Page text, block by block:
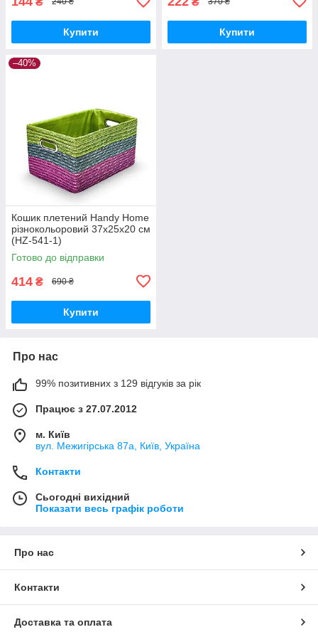
Купити Купити
–40%
Кошик плетений Handy Home
різнокольоровий 37x25x20 см
(HZ-541-1)
Готово до відправки
414 ₴ 690 ₴
Купити
Про нас
99% позитивних з 129 відгуків за рік
Працює з 27.07.2012
м. Київ
вул. Межигірська 87а, Київ, Україна
Контакти
Сьогодні вихідний
Показати весь графік роботи
Про нас
Контакти
Доставка та оплата